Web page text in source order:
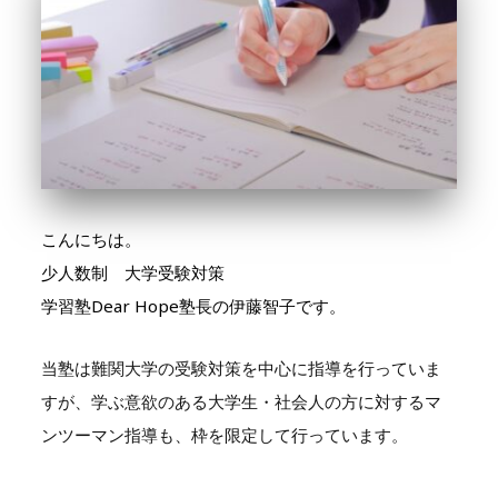
こんにちは。
少人数制 大学受験対策
学習塾Dear Hope塾長の伊藤智子です。
当塾は難関大学の受験対策を中心に指導を行っていま
すが、学ぶ意欲のある大学生・社会人の方に対するマ
ンツーマン指導も、枠を限定して行っています。